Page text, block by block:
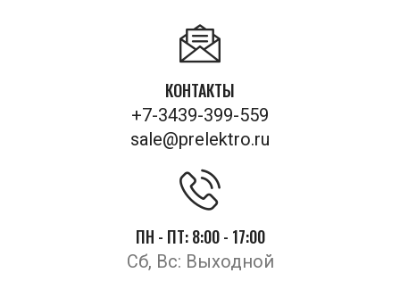
КОНТАКТЫ
+7-3439-399-559
sale@prelektro.ru
ПН - ПТ: 8:00 - 17:00
Сб, Вс: Выходной